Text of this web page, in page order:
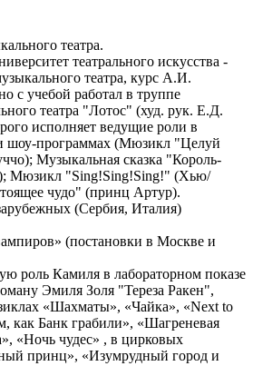
театра.
театрального искусства -
театра, курс А.И.
с учебой работал в труппе
театра "Лотос" (худ. рук. Е.Д.
исполняет ведущие роли в
шоу-программах (Мюзикл "Целуй
Музыкальная сказка "Король-
Мюзикл "Sing!Sing!Sing!" (Хью/
чудо" (принц Артур).
(Сербия, Италия)
(постановки в Москве и
роль Камиля в лабораторном показе
Эмиля Золя "Тереза Ракен",
«Шахматы», «Чайка», «Next to
как Банк грабили», «Шагреневая
«Ночь чудес» , в цирковых
принц», «Изумрудный город и